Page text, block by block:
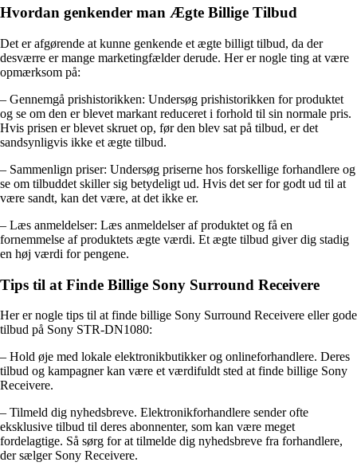
Hvordan genkender man Ægte Billige Tilbud
Det er afgørende at kunne genkende et ægte billigt tilbud, da der
desværre er mange marketingfælder derude. Her er nogle ting at være
opmærksom på:
– Gennemgå prishistorikken: Undersøg prishistorikken for produktet
og se om den er blevet markant reduceret i forhold til sin normale pris.
Hvis prisen er blevet skruet op, før den blev sat på tilbud, er det
sandsynligvis ikke et ægte tilbud.
– Sammenlign priser: Undersøg priserne hos forskellige forhandlere og
se om tilbuddet skiller sig betydeligt ud. Hvis det ser for godt ud til at
være sandt, kan det være, at det ikke er.
– Læs anmeldelser: Læs anmeldelser af produktet og få en
fornemmelse af produktets ægte værdi. Et ægte tilbud giver dig stadig
en høj værdi for pengene.
Tips til at Finde Billige Sony Surround Receivere
Her er nogle tips til at finde billige Sony Surround Receivere eller gode
tilbud på Sony STR-DN1080:
– Hold øje med lokale elektronikbutikker og onlineforhandlere. Deres
tilbud og kampagner kan være et værdifuldt sted at finde billige Sony
Receivere.
– Tilmeld dig nyhedsbreve. Elektronikforhandlere sender ofte
eksklusive tilbud til deres abonnenter, som kan være meget
fordelagtige. Så sørg for at tilmelde dig nyhedsbreve fra forhandlere,
der sælger Sony Receivere.